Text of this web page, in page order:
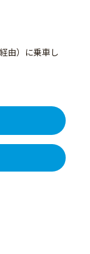
由）に乗車し